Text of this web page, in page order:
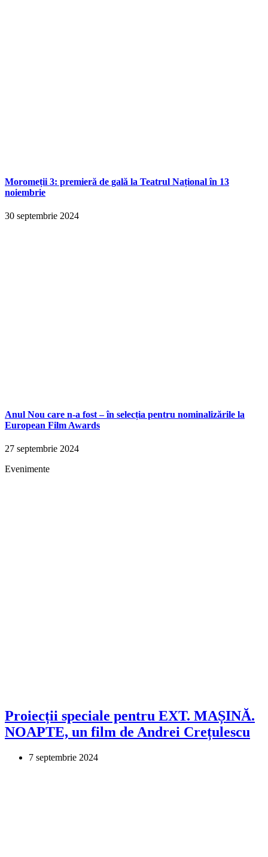
Moromeții 3: premieră de gală la Teatrul Național în 13
noiembrie
30 septembrie 2024
Anul Nou care n-a fost – în selecția pentru nominalizările la
European Film Awards
27 septembrie 2024
Evenimente
Proiecții speciale pentru EXT. MAȘINĂ.
NOAPTE, un film de Andrei Crețulescu
7 septembrie 2024